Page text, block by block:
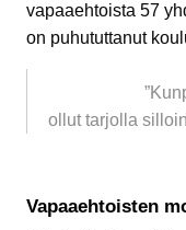
vapaaehtoista 57
on puhututtanut
”Kunpa
ollut tarjolla
Vapaaehtoisten